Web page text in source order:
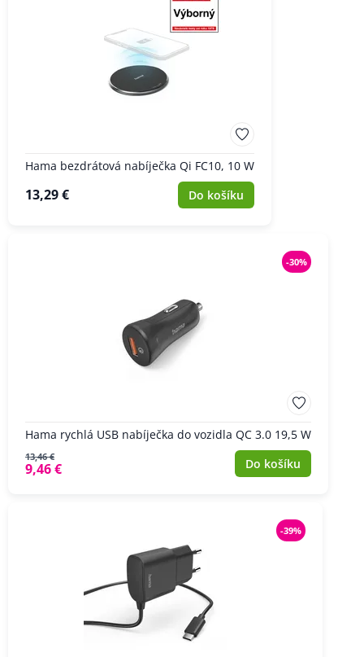
Hama bezdrátová nabíječka Qi FC10, 10 W
13,29 € Do košíku
-30%
Hama rychlá USB nabíječka do vozidla QC 3.0 19,5 W
13,46 €
9,46 € Do košíku
-39%